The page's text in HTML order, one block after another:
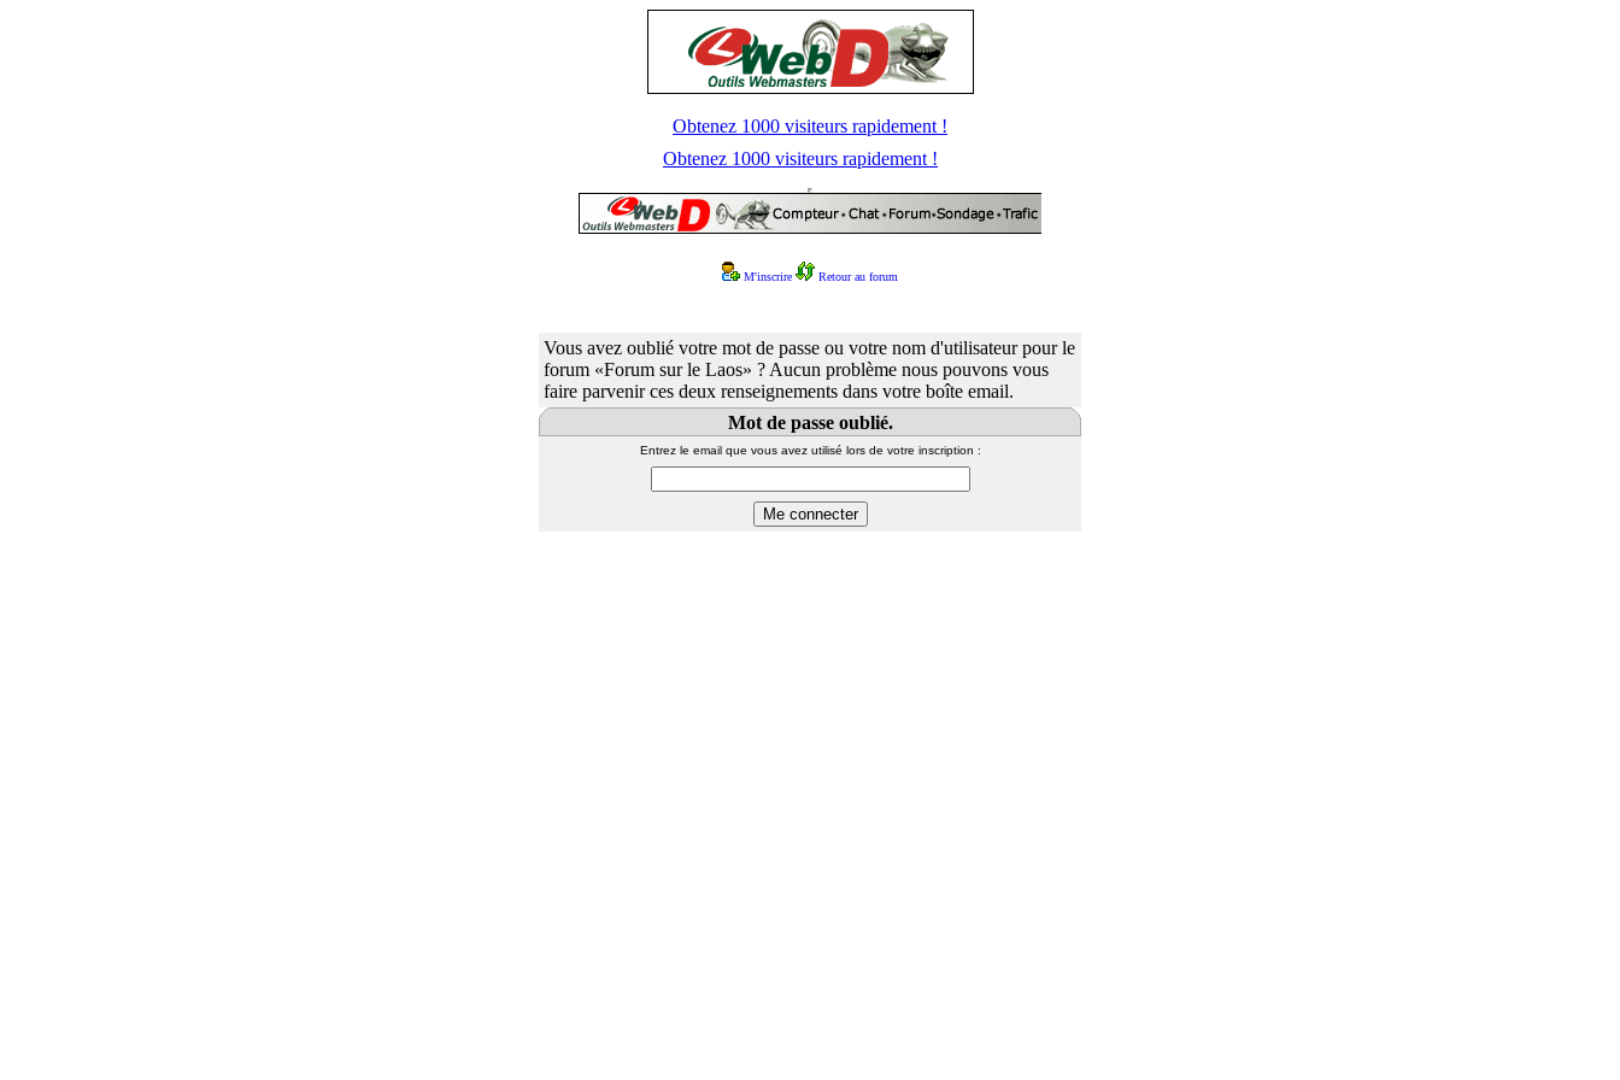
Obtenez 1000 visiteurs rapidement !
Obtenez 1000 visiteurs rapidement !
M'inscrire Retour au forum
Vous avez oublié votre mot de passe ou votre nom d'utilisateur pour le
forum «Forum sur le Laos» ? Aucun problème nous pouvons vous
faire parvenir ces deux renseignements dans votre boîte email.
Mot de passe oublié.
Entrez le email que vous avez utilisé lors de votre inscription :